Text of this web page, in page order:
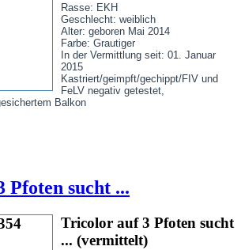
Rasse: EKH
Geschlecht: weiblich
Alter: geboren Mai 2014
Farbe: Grautiger
In der Vermittlung seit: 01. Januar
2015
Kastriert/geimpft/gechippt/FIV und
FeLV negativ getestet,
Balkon
sucht ...
Tricolor auf 3 Pfoten sucht
... (vermittelt)